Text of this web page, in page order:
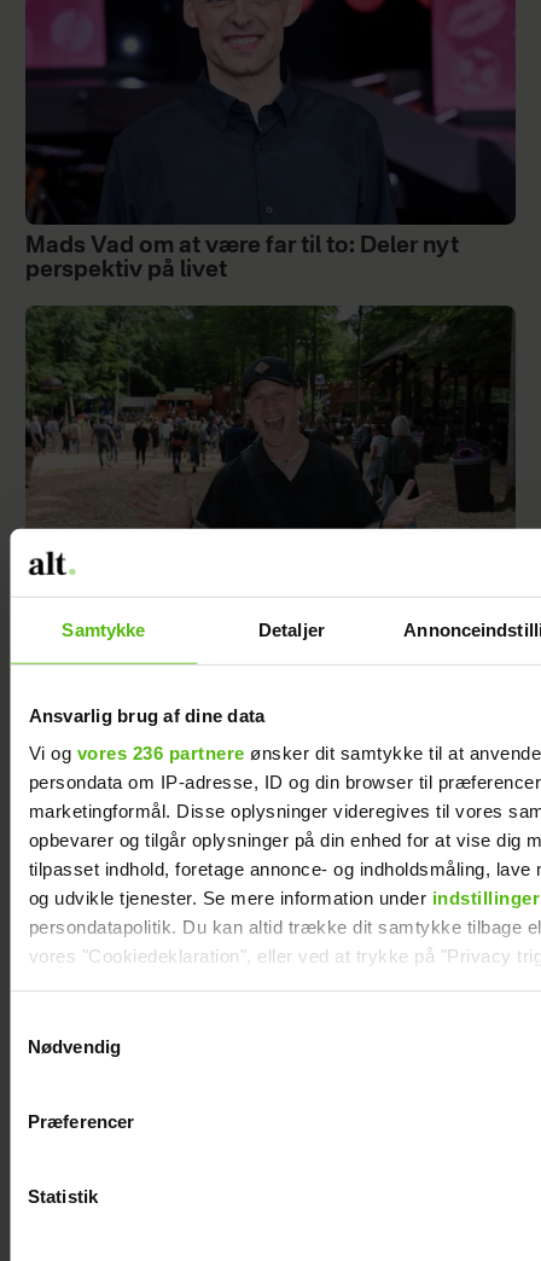
Samtykke Detaljer
Ansvarlig brug af dine data
Vi og vores 236 partnere ønsker dit samtykke til at
persondata om IP-adresse, ID og din browser til
marketingformål. Disse oplysninger videregives til vores
opbevarer og tilgår oplysninger på din enhed for at vise dig
tilpasset indhold, foretage annonce- og indholdsmåling, lave
og udvikle tjenester. Se mere information under indstillinger
persondatapolitik. Du kan altid trække dit samtykke tilbage
vores "Cookiedeklaration", eller ved at trykke på "Privacy
Vi anvender egne cookies og cookies fra tredjeparter til at
generere statistik og huske dine præferencer samt til brug
Nødvendig
Præferencer
Statistik
Mads Vad om at være far til to: Deler nyt
perspektiv på livet
Philip May på Smukfest for første gang: "Jeg
har Lars Elbæk tabt